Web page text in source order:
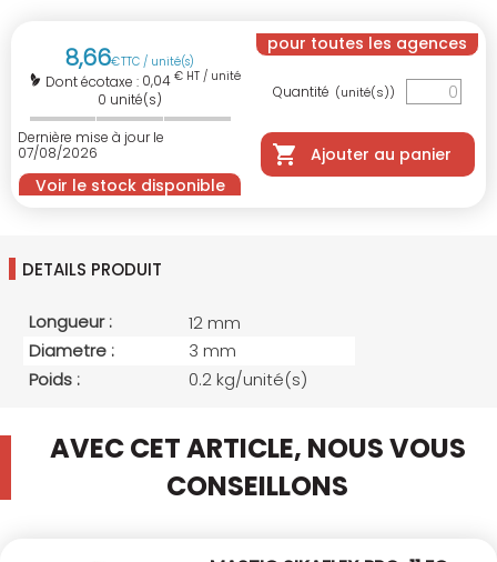
8,66€TTC / unité(s)
Dont écotaxe : 0,04 € HT / unité(s)
0 unité(s)
Dernière mise à jour le
07/08/2026
Voir le stock disponible
pour toutes les agences
Quantité (unité(s))
Ajouter au panier
DETAILS PRODUIT
Longueur :
12 mm
Diametre :
3 mm
Poids :
0.2 kg/unité(s)
AVEC CET ARTICLE, NOUS VOUS
CONSEILLONS